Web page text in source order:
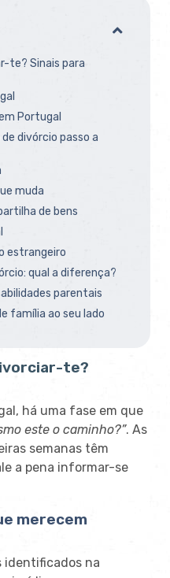
te? Sinais para
Portugal
divórcio passo a
muda
de bens
estrangeiro
qual a diferença?
parentais
família ao seu lado
te?
há uma fase em que
este o caminho?”. As
semanas têm
a pena informar-se
merecem
identificados na